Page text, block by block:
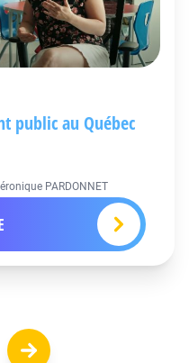
public au Québec
PARDONNET